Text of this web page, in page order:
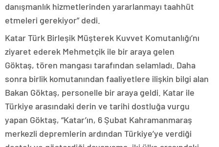
danışmanlık hizmetlerinden yararlanmayı taahhüt
etmeleri gerekiyor” dedi.
Katar Türk Birleşik Müşterek Kuvvet Komutanlığı’nı
ziyaret ederek Mehmetçik ile bir araya gelen
Göktaş, tören mangası tarafından selamladı. Daha
sonra birlik komutanından faaliyetlere ilişkin bilgi alan
Bakan Göktaş, personelle bir araya geldi. Katar ile
Türkiye arasındaki derin ve tarihi dostluğa vurgu
yapan Göktaş, “Katar’ın, 6 Şubat Kahramanmaraş
merkezli depremlerin ardından Türkiye’ye verdiği